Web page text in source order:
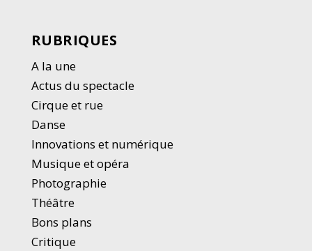
RUBRIQUES
A la une
Actus du spectacle
Cirque et rue
Danse
Innovations et numérique
Musique et opéra
Photographie
Théâtre
Bons plans
Critique